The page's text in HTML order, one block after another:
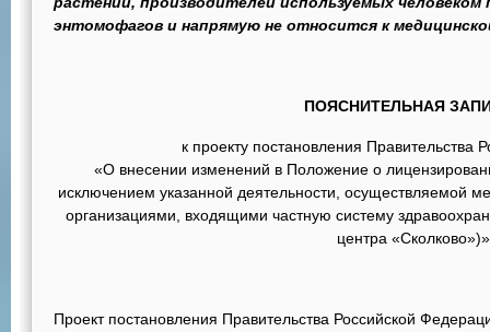
энтомофагов и напрямую не относится к
ПОЯСНИТЕЛЬНАЯ
к проекту постановления Правительства
«О внесении изменений в Положение о
исключением указанной деятельности, осуществляемой
организациями, входящими частную систему
центра «Сколково»)»
Проект постановления Правительства Российской